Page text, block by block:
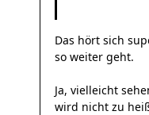
Das hört sich
so weiter geht.
Ja, vielleicht
wird nicht zu